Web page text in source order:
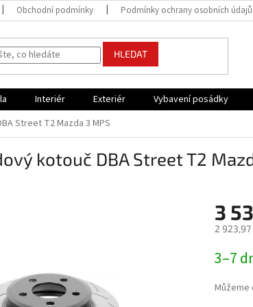
Obchodní podmínky Podmínky ochrany osobních údajů
HLEDAT
Interiér Exteriér Vybavení posádky
Street T2 Mazda 3 MPS
kotouč DBA Street T2
3
2 923,97
cena:
3–7
Můžeme